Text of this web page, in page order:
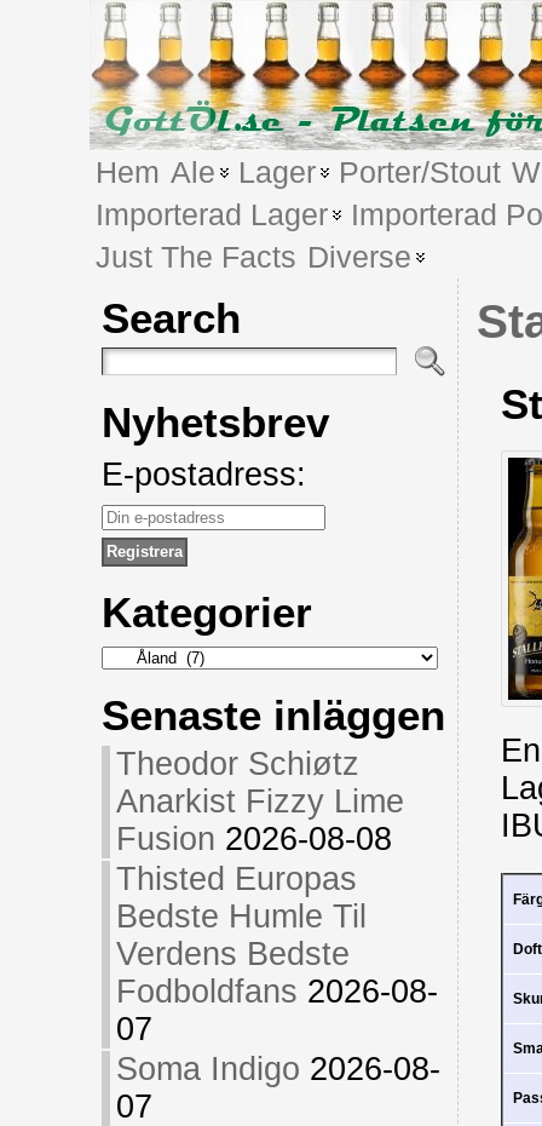
Hem Ale Lager Porter/Stout
Importerad Lager
Importerad
Just The Facts Diverse
Search
Nyhetsbrev
E-postadress:
Kategorier
Kategorier
Senaste inläggen
Theodor Schiøtz
Anarkist Fizzy Lime
Fusion 2026-08-08
Thisted Europas
Bedste Humle Til
Verdens Bedste
Fodboldfans 2026-08-
07
Soma Indigo 2026-08-
07
Doft